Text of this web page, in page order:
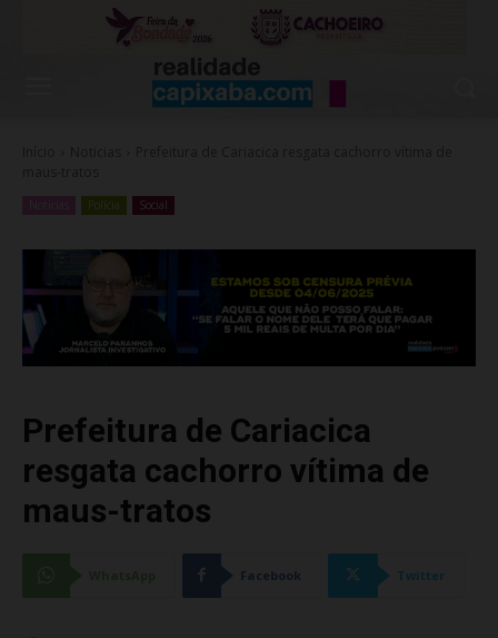
Polícia Social
Prefeitura de Cariacica
resgata cachorro vítima de
maus-tratos
Facebook Twitter